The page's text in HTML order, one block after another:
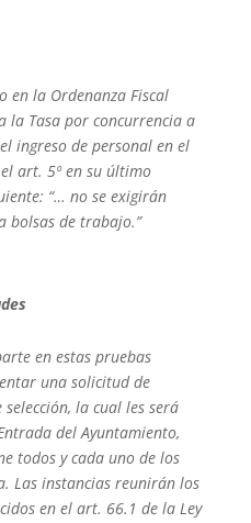
en la Ordenanza Fiscal
la Tasa por concurrencia a
ingreso de personal en el
el art. 5º en su último
“… no se exigirán
bolsas de trabajo.”
en estas pruebas
una solicitud de
la cual les será
del Ayuntamiento,
todos y cada uno de los
Las instancias reunirán los
en el art. 66.1 de la Ley